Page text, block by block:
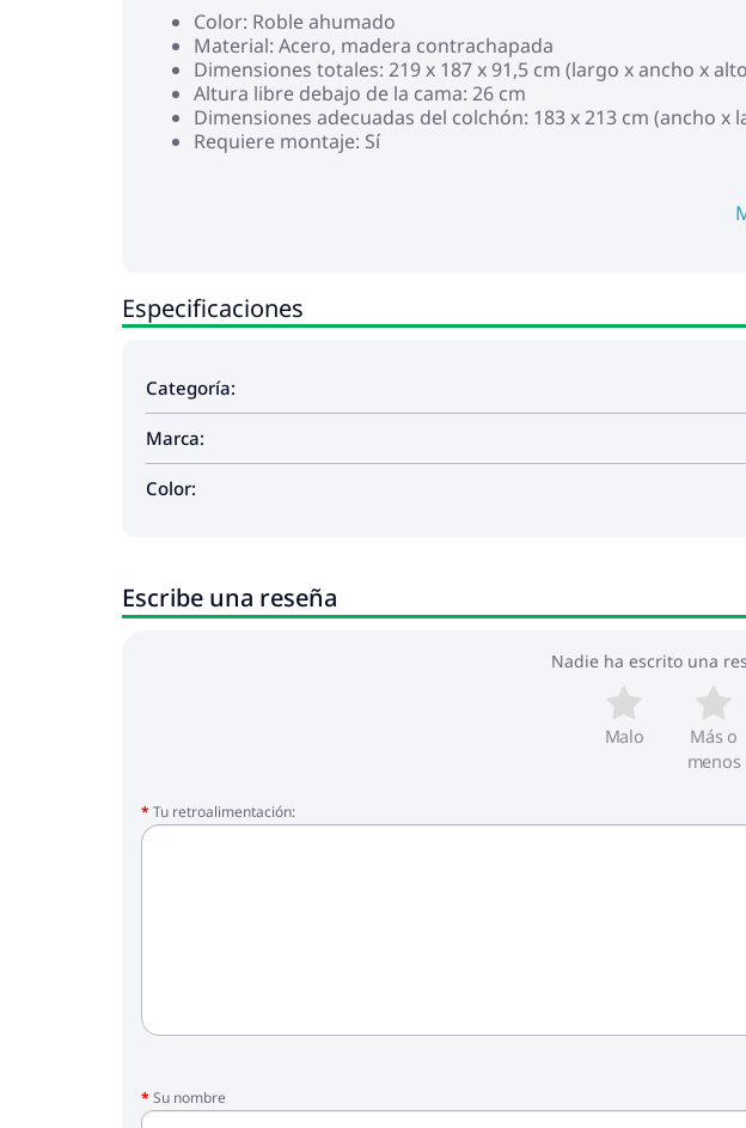
Color: Roble ahumado
Material: Acero, madera contrachapada
Dimensiones totales: 219 x 187 x 91,5 cm (largo x ancho x
Altura libre debajo de la cama: 26 cm
Dimensiones adecuadas del colchón: 183 x 213 cm (ancho x
Requiere montaje: Sí
Especificaciones
Categoría:
Marca:
Color:
Escribe una reseña
Nadie ha escrito una
Malo
Más o
menos
Tu retroalimentación:
Su nombre